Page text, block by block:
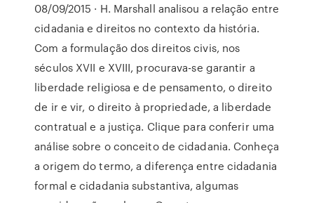
08/09/2015 · H. Marshall analisou a relação entre
cidadania e direitos no contexto da história.
Com a formulação dos direitos civis, nos
séculos XVII e XVIII, procurava-se garantir a
liberdade religiosa e de pensamento, o direito
de ir e vir, o direito à propriedade, a liberdade
contratual e a justiça. Clique para conferir uma
análise sobre o conceito de cidadania. Conheça
a origem do termo, a diferença entre cidadania
formal e cidadania substantiva, algumas